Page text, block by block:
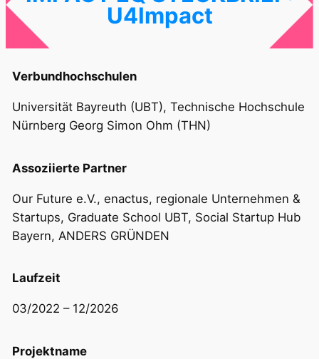
U4Impact
Verbundhochschulen
Universität Bayreuth (UBT), Technische Hochschule
Nürnberg Georg Simon Ohm (THN)
Assoziierte Partner
Our Future e.V., enactus, regionale Unternehmen &
Startups, Graduate School UBT, Social Startup Hub
Bayern, ANDERS GRÜNDEN
Laufzeit
03/2022 – 12/2026
Projektname